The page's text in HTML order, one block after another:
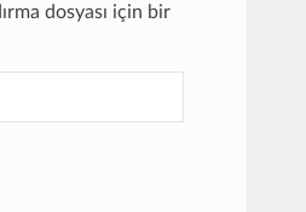
dosyası için bir